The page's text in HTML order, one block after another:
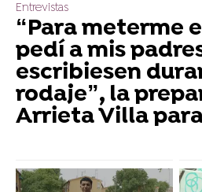
Entrevistas
“Para meterme
pedí a mis
escribiesen
rodaje”, la
Arrieta Villa